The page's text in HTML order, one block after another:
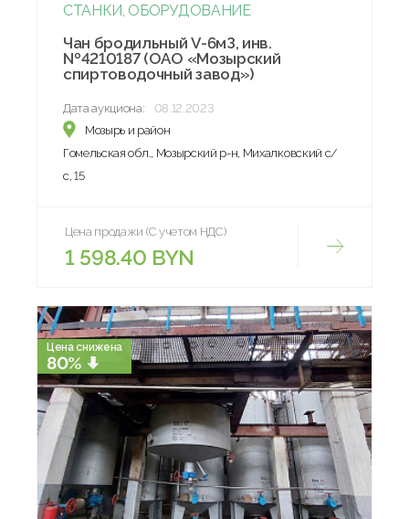
СТАНКИ, ОБОРУДОВАНИЕ
Чан бродильный V-6мЗ, инв.
№4210187 (ОАО «Мозырский
спиртоводочный завод»)
Дата аукциона:
08.12.2023
Мозырь и район
Гомельская обл., Мозырский р-н, Михалковский с/
с, 15
Цена продажи (С учетом НДС)
1 598.40 BYN
Цена снижена
80%